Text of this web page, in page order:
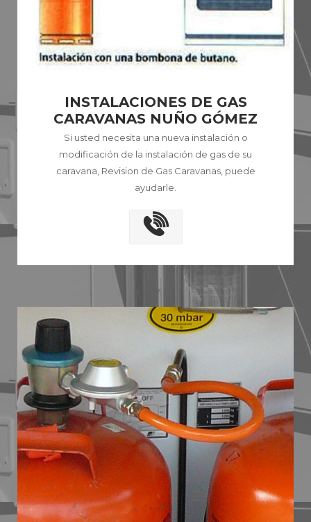
INSTALACIONES DE GAS
CARAVANAS NUÑO GÓMEZ
Si usted necesita una nueva instalación o
modificación de la instalación de gas de su
caravana, Revision de Gas Caravanas, puede
ayudarle.